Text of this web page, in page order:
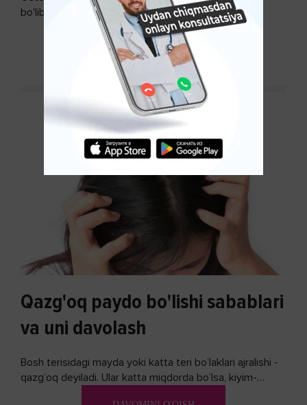
bo'lib, so'ngi paytda osteoartroz kasalligi sonining
ko'payishi tendentsiyasi mavjud...
DAVOMINI O'QISH
Qazg'oq paydo bo'lishi sabablari
va uni davolash
Bosh terisidagi mayda yoki katta teri bo’laklari ajralishi -
qazg’oq deyiladi. Ular katta miqdorda bo’lsa, kiyim-